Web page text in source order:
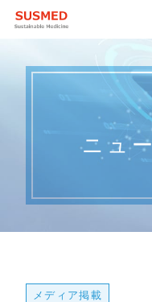
ニュ
メディア掲載